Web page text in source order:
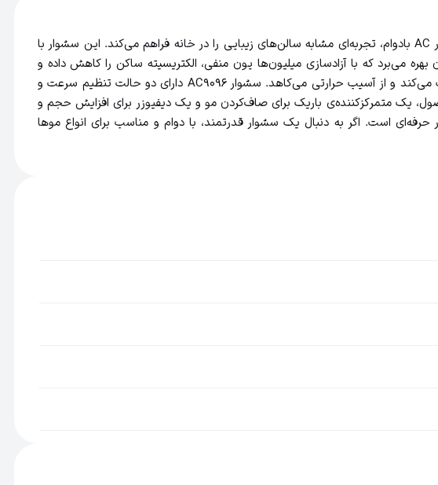
سشوار رمینگتون مدل AC9096 یکی از قدرتمندترین و حرفه‌ای‌ترین سشوارهای خانگی است که با قدرت 2400 وات و موتور AC بادوام، تجربه‌ای مشابه سالن‌های زیبایی را در خانه فراهم می‌کند. این سشوار با
می‌برد که با آزادسازی میلیون‌ها یون منفی، الکتریسیته ساکن را کاهش داده و
موجب نرمی و درخشندگی موها می‌شود. همچنین فناوری سرامیک با پوشش کراتین به محافظت بیشتر از تارهای مو کمک می‌کند و از آسیب حرارتی می‌کاهد. سشوار AC9096 دارای دو حالت تنظیم سرعت و
متمرکزکننده‌ی باریک برای صاف‌کردن مو و یک دیفیوزر برای افزایش حجم و
است. اگر به دنبال یک سشوار قدرتمند، با دوام و مناسب برای انواع موها